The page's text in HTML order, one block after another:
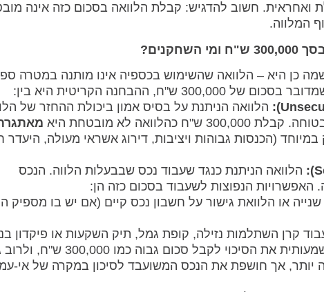
ואחראית. חשוב להדגיש: קבלת הלוואה בסכום כזה אינה
המלווה.
כן היא – הלוואה שהשימוש בכספיה אינו מותנה במטרה
ההבחנה הקריטית היא בין:
הלוואה הניתנת על בסיס אמון ביכולת ההחזר של
לא מובטחת היא
במיוחד (הכנסות גבוהות ויציבות, דירוג אשראי מעולה, היעדר
הלוואה הניתנת כנגד שעבוד נכס שבבעלות הלווה. הנכס
הנפוצות לשעבוד בסכום כזה הן:
או הלוואת גישור על חשבון נכס קיים (אם יש בו מספיק
קרן השתלמות נזילה, קופת גמל, תיק השקעות או פיקדון
הלוואה מובטחת מגדילה משמעותית את הסיכוי לקבל סכום גבוה כמו
יותר, אך חושפת את הנכס המשועבד לסיכון במקרה של אי-